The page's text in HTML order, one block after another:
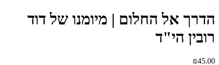
הדרך אל החלום | מיומנו של דוד
רובין הי"ד
₪45.00